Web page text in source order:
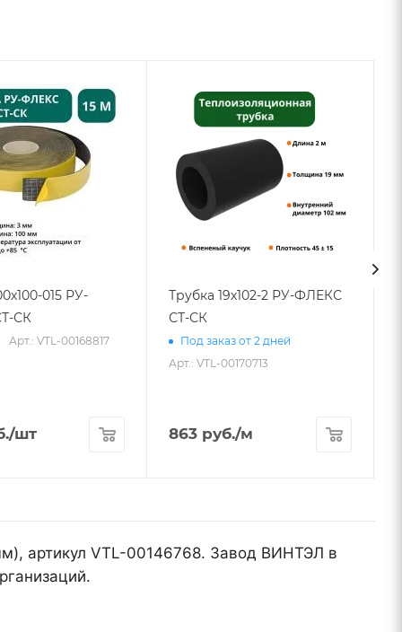
015 РУ-
СК
Арт.: VTL-00168817
/шт
Трубка 19х102-2 РУ-ФЛЕКС
СТ-СК
Под заказ от 2 дней
Арт.: VTL-00170713
863 руб./м
артикул VTL-00146768. Завод ВИНТЭЛ в